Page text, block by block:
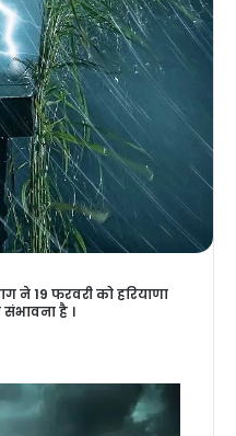
ने 19 फरवरी को हरियाणा
है ।